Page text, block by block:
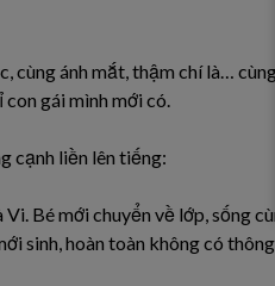
cùng ánh mắt, thậm chí là…
gái mình mới có.
cạnh liền lên tiếng:
Vi. Bé mới chuyển về lớp, sống
sinh, hoàn toàn không có